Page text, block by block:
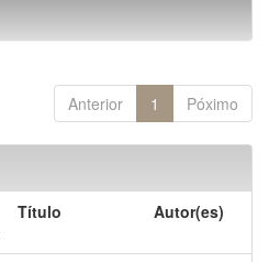
Anterior 1 Póximo
Título Autor(es)